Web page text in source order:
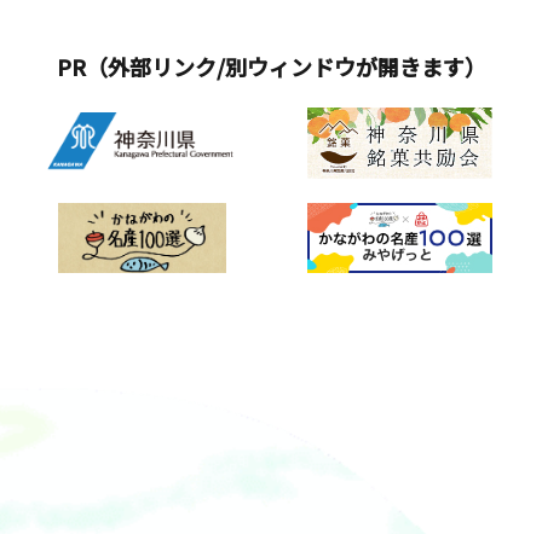
PR（外部リンク/別ウィンドウが開きます）